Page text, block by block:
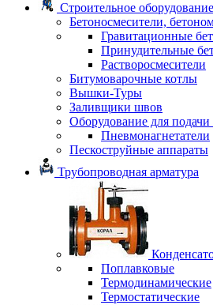
Строительное оборудование
Бетоносмесители,
Гравитационные
Принудительные
Растворосмесители
Битумоварочные котлы
Вышки-Туры
Заливщики швов
Оборудование для подачи
Пневмонагнетатели
Пескоструйные аппараты
Трубопроводная арматура
Поплавковые
Термодинамические
Термостатические